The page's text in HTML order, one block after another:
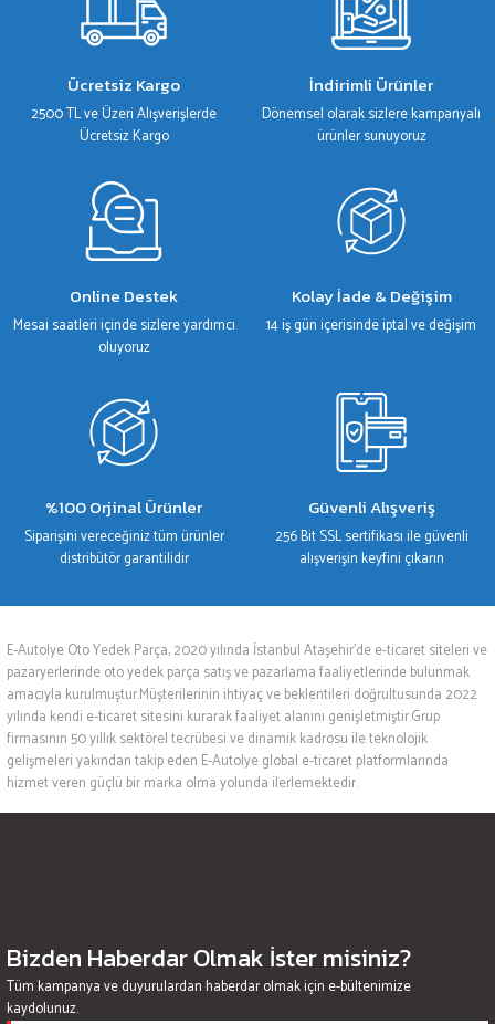
Ücretsiz Kargo
2500 TL ve Üzeri Alışverişlerde
Ücretsiz Kargo
İndirimli Ürünler
Dönemsel olarak sizlere kampanyalı
ürünler sunuyoruz
Online Destek
Mesai saatleri içinde sizlere yardımcı
oluyoruz
Kolay İade & Değişim
14 iş gün içerisinde iptal ve değişim
%100 Orjinal Ürünler
Siparişini vereceğiniz tüm ürünler
distribütör garantilidir
Güvenli Alışveriş
256 Bit SSL sertifikası ile güvenli
alışverişin keyfini çıkarın
E-Autolye Oto Yedek Parça, 2020 yılında İstanbul Ataşehir’de e-ticaret siteleri ve
pazaryerlerinde oto yedek parça satış ve pazarlama faaliyetlerinde bulunmak
amacıyla kurulmuştur.Müşterilerinin ihtiyaç ve beklentileri doğrultusunda 2022
yılında kendi e-ticaret sitesini kurarak faaliyet alanını genişletmiştir.Grup
firmasının 50 yıllık sektörel tecrübesi ve dinamik kadrosu ile teknolojik
gelişmeleri yakından takip eden E-Autolye global e-ticaret platformlarında
hizmet veren güçlü bir marka olma yolunda ilerlemektedir.
Bizden Haberdar Olmak İster misiniz?
Tüm kampanya ve duyurulardan haberdar olmak için e-bültenimize
kaydolunuz.